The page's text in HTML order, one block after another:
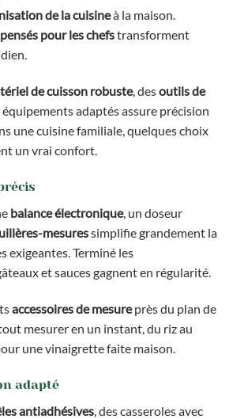
de la cuisineà la maison.
pour les chefstransforment
de cuisson robuste, desoutils de
équipements adaptés assure précision
une cuisine familiale, quelques choix
un vrai confort.
balance électronique, un doseur
mesuressimplifie grandement la
exigeantes. Terminé les
et sauces gagnent en régularité.
accessoires de mesureprès du plan de
mesurer en un instant, du riz au
une vinaigrette faite maison.
adapté
antiadhésives , des casseroles avec